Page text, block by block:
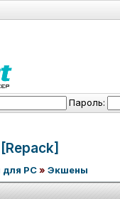
Пароль:
для PC» Экшены